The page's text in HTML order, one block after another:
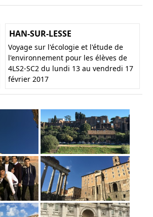
HAN-SUR-LESSE
Voyage sur l'écologie et l'étude de
l'environnement pour les élèves de
4LS2-SC2 du lundi 13 au vendredi 17
février 2017